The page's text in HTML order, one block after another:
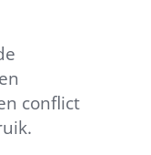
conflict